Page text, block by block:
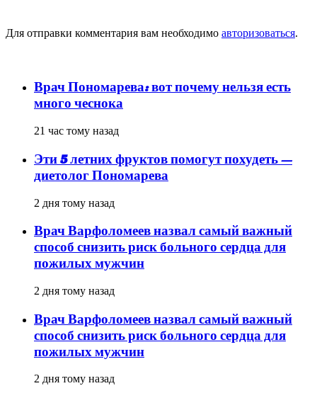
Для отправки комментария вам необходимо авторизоваться.
Врач Пономарева: вот почему нельзя есть
много чеснока
21 час тому назад
Эти 5 летних фруктов помогут похудеть —
диетолог Пономарева
2 дня тому назад
Врач Варфоломеев назвал самый важный
способ снизить риск больного сердца для
пожилых мужчин
2 дня тому назад
Врач Варфоломеев назвал самый важный
способ снизить риск больного сердца для
пожилых мужчин
2 дня тому назад